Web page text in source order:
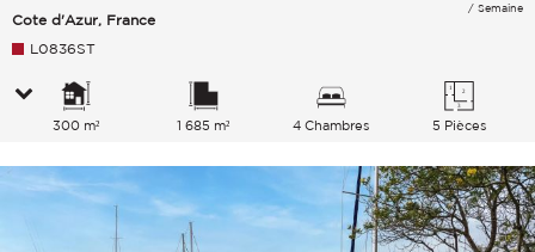
Cote d'Azur, France
/ Semaine
L0836ST
300 m² 1 685 m² 4 Chambres 5 Pièces